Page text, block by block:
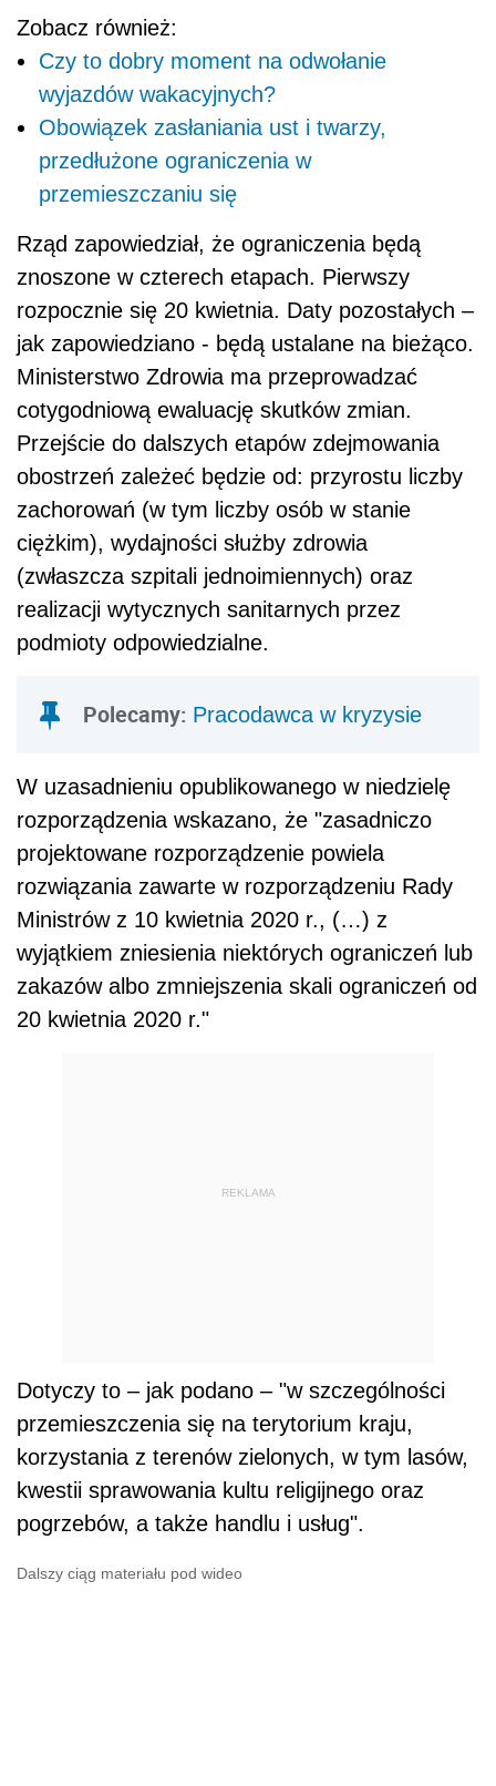
Zobacz również:
Czy to dobry moment na odwołanie
wyjazdów wakacyjnych?
Obowiązek zasłaniania ust i twarzy,
przedłużone ograniczenia w
przemieszczaniu się
Rząd zapowiedział, że ograniczenia będą
znoszone w czterech etapach. Pierwszy
rozpocznie się 20 kwietnia. Daty pozostałych –
jak zapowiedziano - będą ustalane na bieżąco.
Ministerstwo Zdrowia ma przeprowadzać
cotygodniową ewaluację skutków zmian.
Przejście do dalszych etapów zdejmowania
obostrzeń zależeć będzie od: przyrostu liczby
zachorowań (w tym liczby osób w stanie
ciężkim), wydajności służby zdrowia
(zwłaszcza szpitali jednoimiennych) oraz
realizacji wytycznych sanitarnych przez
podmioty odpowiedzialne.
Polecamy: Pracodawca w kryzysie
W uzasadnieniu opublikowanego w niedzielę
rozporządzenia wskazano, że "zasadniczo
projektowane rozporządzenie powiela
rozwiązania zawarte w rozporządzeniu Rady
Ministrów z 10 kwietnia 2020 r., (…) z
wyjątkiem zniesienia niektórych ograniczeń lub
zakazów albo zmniejszenia skali ograniczeń od
20 kwietnia 2020 r."
REKLAMA
Dotyczy to – jak podano – "w szczególności
przemieszczenia się na terytorium kraju,
korzystania z terenów zielonych, w tym lasów,
kwestii sprawowania kultu religijnego oraz
pogrzebów, a także handlu i usług".
Dalszy ciąg materiału pod wideo